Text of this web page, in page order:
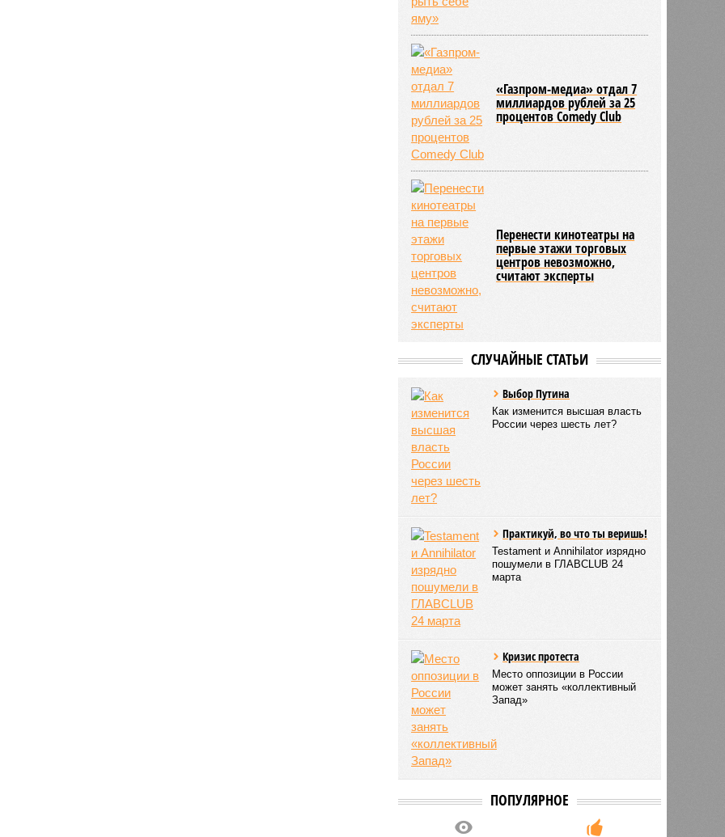
«Газпром-медиа» отдал 7
миллиардов рублей за 25
процентов Comedy Club
Перенести кинотеатры на
первые этажи торговых
центров невозможно,
считают эксперты
СЛУЧАЙНЫЕ СТАТЬИ
Выбор Путина
Как изменится высшая власть
России через шесть лет?
Практикуй, во что ты веришь!
Testament и Annihilator изрядно
пошумели в ГЛАВCLUB 24
марта
Кризис протеста
Место оппозиции в России
может занять «коллективный
Запад»
ПОПУЛЯРНОЕ